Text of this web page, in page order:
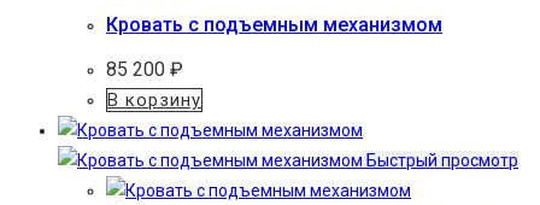
Кровать с подъемным механизмом
85 200 ₽
В корзину
Быстрый просмотр